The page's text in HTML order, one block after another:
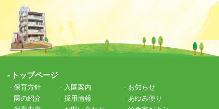
トップページ
保育方針
園の紹介
入園案内
採用情報
お知らせ
あゆみ便り